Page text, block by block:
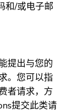
和/或电子邮
提出与您的
。您可以指
者请求，方
提交此类请